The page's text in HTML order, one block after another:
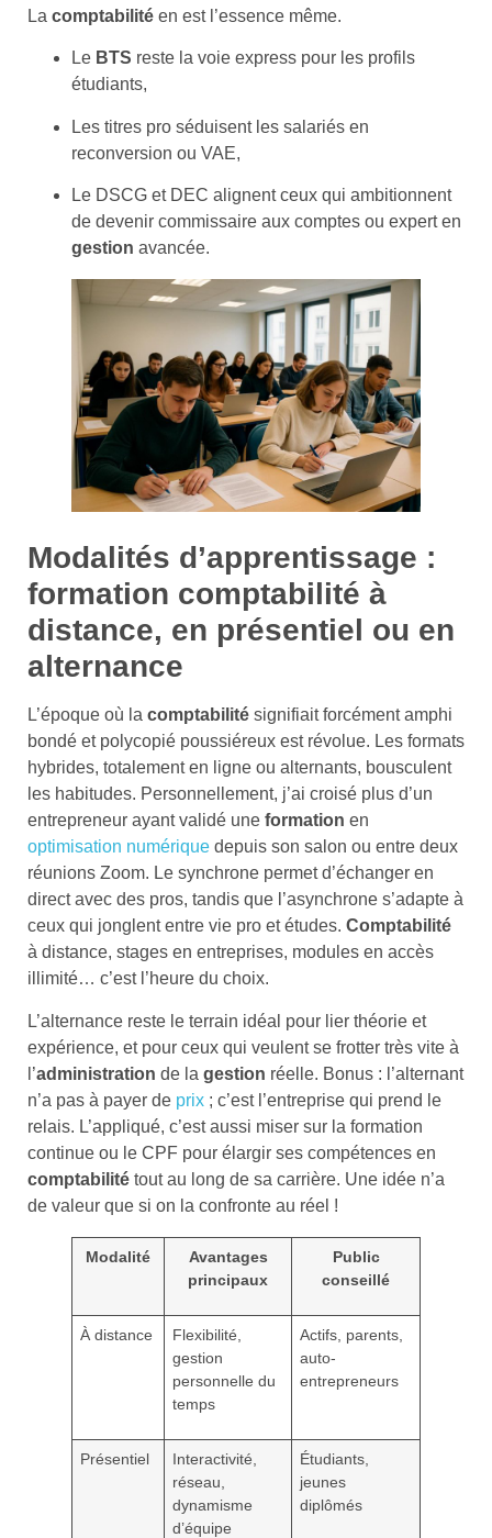
La comptabilité en est l’essence même.
Le BTS reste la voie express pour les profils
étudiants,
Les titres pro séduisent les salariés en
reconversion ou VAE,
Le DSCG et DEC alignent ceux qui ambitionnent
de devenir commissaire aux comptes ou expert en
gestion avancée.
Modalités d’apprentissage :
formation comptabilité à
distance, en présentiel ou en
alternance
L’époque où la comptabilité signifiait forcément amphi
bondé et polycopié poussiéreux est révolue. Les formats
hybrides, totalement en ligne ou alternants, bousculent
les habitudes. Personnellement, j’ai croisé plus d’un
entrepreneur ayant validé une formation en
optimisation numérique depuis son salon ou entre deux
réunions Zoom. Le synchrone permet d’échanger en
direct avec des pros, tandis que l’asynchrone s’adapte à
ceux qui jonglent entre vie pro et études. Comptabilité
à distance, stages en entreprises, modules en accès
illimité… c’est l’heure du choix.
L’alternance reste le terrain idéal pour lier théorie et
expérience, et pour ceux qui veulent se frotter très vite à
l’administration de la gestion réelle. Bonus : l’alternant
n’a pas à payer de prix ; c’est l’entreprise qui prend le
relais. L’appliqué, c’est aussi miser sur la formation
continue ou le CPF pour élargir ses compétences en
comptabilité tout au long de sa carrière. Une idée n’a
de valeur que si on la confronte au réel !
Modalité
Avantages
principaux
Public
conseillé
À distance
Flexibilité,
gestion
personnelle du
temps
Actifs, parents,
auto-
entrepreneurs
Présentiel
Interactivité,
réseau,
dynamisme
d’équipe
Étudiants,
jeunes
diplômés